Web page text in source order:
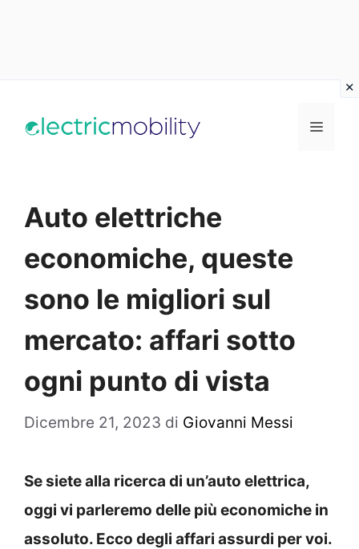
Menu
Auto elettriche
economiche, queste
sono le migliori sul
mercato: affari sotto
ogni punto di vista
Dicembre 21, 2023 di Giovanni Messi
Se siete alla ricerca di un’auto elettrica,
oggi vi parleremo delle più economiche in
assoluto. Ecco degli affari assurdi per voi.